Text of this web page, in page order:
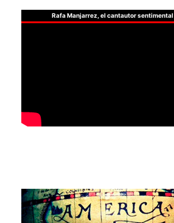
Rafa Manjarrez, el cantautor sentimental